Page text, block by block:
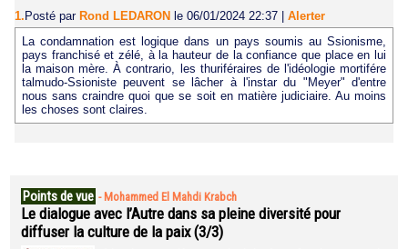
1. Posté par Rond LEDARON le 06/01/2024 22:37
Alerter
La condamnation est logique dans un pays soumis au Ssionisme,
pays franchisé et zélé, à la hauteur de la confiance que place en lui
la maison mère. À contrario, les thuriféraires de l'idéologie mortifére
talmudo-Ssioniste peuvent se lâcher à l'instar du "Meyer" d'entre
nous sans craindre quoi que se soit en matière judiciaire. Au moins
les choses sont claires.
Points de vue - Mohammed El Mahdi Krabch
Le dialogue avec l’Autre dans sa pleine diversité pour
diffuser la culture de la paix (3/3)